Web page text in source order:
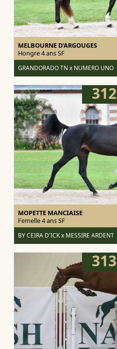
MELBOURNE D'ARGOUGES
Hongre 4 ansSF
GRANDORADO TN x NUMERO UNO
312
MOPETTE MANCIAISE
Femelle 4 ansSF
BY CEIRA D'ICK x MESSIRE ARDENT
313